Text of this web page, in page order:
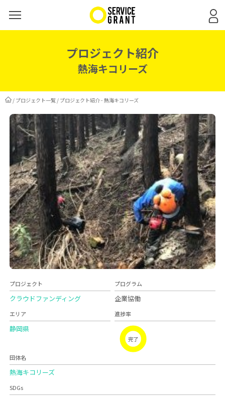
プロジェクト紹介
熱海キコリーズ
/ プロジェクト一覧 / プロジェクト紹介 - 熱海キコリーズ
プロジェクト
クラウドファンディング
プログラム
企業協働
エリア
静岡県
進捗率
完了
団体名
熱海キコリーズ
SDGs